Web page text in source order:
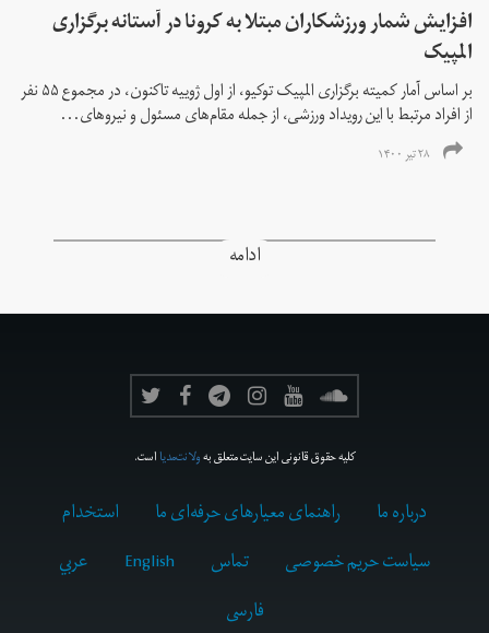
افزایش شمار ورزشکاران مبتلا به کرونا در آستانه برگزاری
المپیک
بر اساس آمار کمیته برگزاری المپیک توکیو، از اول ژوییه تاکنون، در مجموع ۵۵ نفر
از افراد مرتبط با این رویداد ورزشی، از جمله مقام‌های مسئول و نیروهای...
۲۸ تیر ۱۴۰۰
ادامه
کلیه حقوق قانونی این سایت متعلق بهولانت‌مدیااست.
درباره ما راهنمای معیارهای حرفه‌ای ما
استخدام
سیاست حریم خصوصی
تماس English
عربي
فارسى